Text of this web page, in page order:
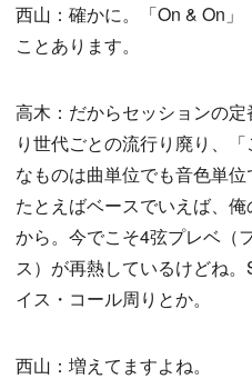
西山：確かに。「On & On
ことあります。
高木：だからセッションの
り世代ごとの流行り廃り、
なものは曲単位でも音色単位
たとえばベースでいえば、
から。今でこそ4弦プレベ（
ス）が再熱しているけどね
イス・コール周りとか。
西山：増えてますよね。